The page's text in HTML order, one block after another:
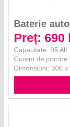
Baterie
Preț: 690
Capacitate: 95 Ah
Curent de
Dimensiuni: 306